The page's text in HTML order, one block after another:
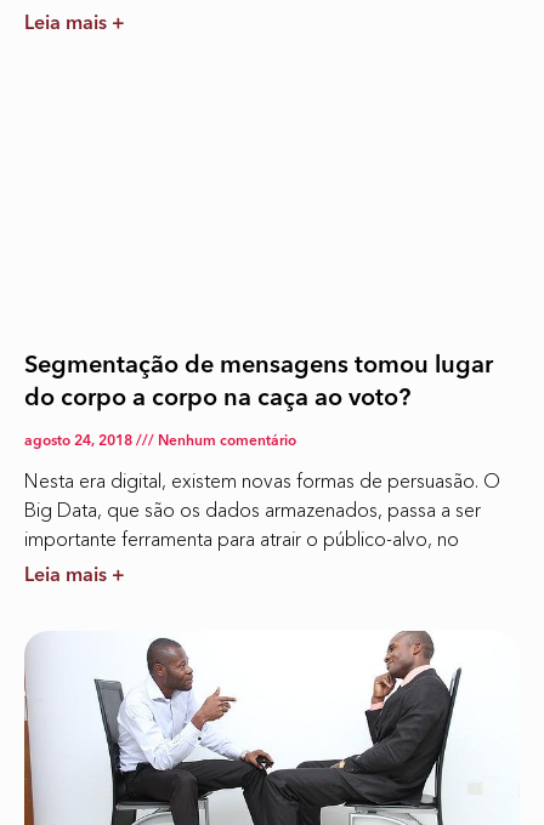
Leia mais +
Segmentação de mensagens tomou lugar
do corpo a corpo na caça ao voto?
agosto 24, 2018 Nenhum comentário
Nesta era digital, existem novas formas de persuasão. O
Big Data, que são os dados armazenados, passa a ser
importante ferramenta para atrair o público-alvo, no
Leia mais +